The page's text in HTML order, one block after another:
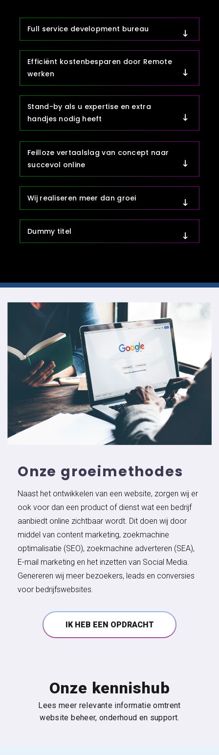
Full service development bureau
Efficiënt kostenbesparen door Remote
werken
Stand-by als u expertise en extra
handjes nodig heeft
Feilloze vertaalslag van concept naar
succevol online
Wij realiseren meer dan groei
Dummy titel
Onze groeimethodes
Naast het ontwikkelen van een website, zorgen wij er
ook voor dan een product of dienst wat een bedrijf
aanbiedt online zichtbaar wordt. Dit doen wij door
middel van content marketing, zoekmachine
optimalisatie (SEO), zoekmachine adverteren (SEA),
E-mail marketing en het inzetten van Social Media.
Genereren wij meer bezoekers, leads en conversies
voor bedrijfswebsites.
IK HEB EEN OPDRACHT
Onze kennishub
Lees meer relevante informatie omtrent
website beheer, onderhoud en support.